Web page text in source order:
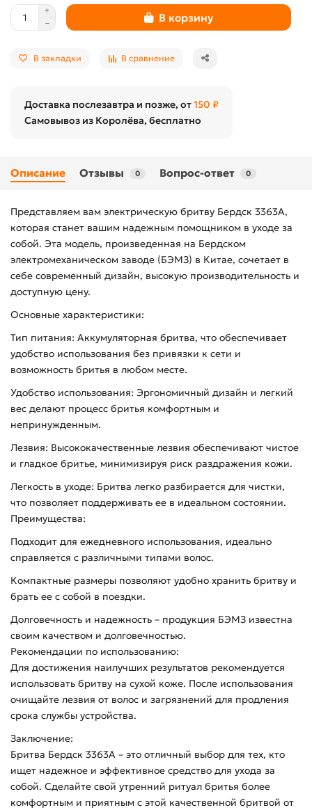
В корзину
В закладки В сравнение
Доставка послезавтра и позже, от150 ₽
Самовывоз из Королёва, бесплатно
Описание Отзывы 0 Вопрос-ответ 0
Представляем вам электрическую бритву Бердск 3363А,
которая станет вашим надежным помощником в уходе за
собой. Эта модель, произведенная на Бердском
электромеханическом заводе (БЭМЗ) в Китае, сочетает в
себе современный дизайн, высокую производительность и
доступную цену.
Основные характеристики:
Тип питания: Аккумуляторная бритва, что обеспечивает
удобство использования без привязки к сети и
возможность бритья в любом месте.
Удобство использования: Эргономичный дизайн и легкий
вес делают процесс бритья комфортным и
непринужденным.
Лезвия: Высококачественные лезвия обеспечивают чистое
и гладкое бритье, минимизируя риск раздражения кожи.
Легкость в уходе: Бритва легко разбирается для чистки,
что позволяет поддерживать ее в идеальном состоянии.
Преимущества:
Подходит для ежедневного использования, идеально
справляется с различными типами волос.
Компактные размеры позволяют удобно хранить бритву и
брать ее с собой в поездки.
Долговечность и надежность – продукция БЭМЗ известна
своим качеством и долговечностью.
Рекомендации по использованию:
Для достижения наилучших результатов рекомендуется
использовать бритву на сухой коже. После использования
очищайте лезвия от волос и загрязнений для продления
срока службы устройства.
Заключение:
Бритва Бердск 3363А – это отличный выбор для тех, кто
ищет надежное и эффективное средство для ухода за
собой. Сделайте свой утренний ритуал бритья более
комфортным и приятным с этой качественной бритвой от